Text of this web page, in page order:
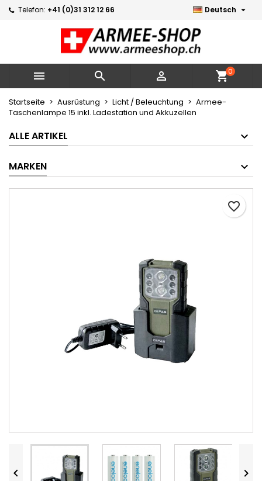
Telefon: +41 (0)31 312 12 66 Deutsch 
   shopping_cart0
Startseite Ausrüstung Licht / Beleuchtung
Armee-
Taschenlampe 15 inkl. Ladestation und Akkuzellen
ALLE ARTIKEL
MARKEN
 
favorite_border
×
Neue Liste erstellen
×
Name der Wunschliste
Abbrechen Wunschliste erstellen
×
Sie müssen angemeldet sein, um Artikel Ihrer
Wunschliste hinzufügen zu können.
Abbrechen Anmelden